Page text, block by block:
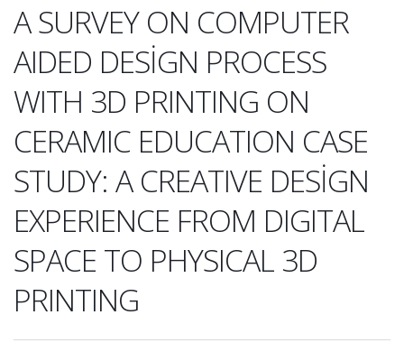
A SURVEY ON COMPUTER
AIDED DESİGN PROCESS
WITH 3D PRINTING ON
CERAMIC EDUCATION CASE
STUDY: A CREATIVE DESİGN
EXPERIENCE FROM DIGITAL
SPACE TO PHYSICAL 3D
PRINTING